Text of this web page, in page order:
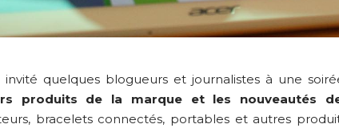
invité quelques blogueurs et journalistes à une
produits de la marque et les nouveautés
bracelets connectés, portables et autres